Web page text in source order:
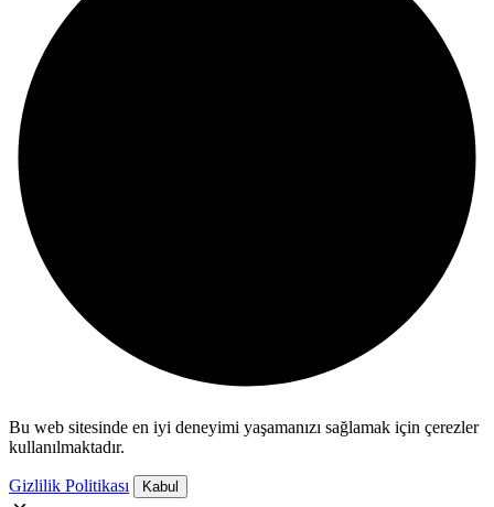
Bu web sitesinde en iyi deneyimi yaşamanızı sağlamak için çerezler
kullanılmaktadır.
Gizlilik Politikası Kabul